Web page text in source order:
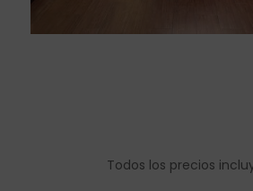
Todos los precios